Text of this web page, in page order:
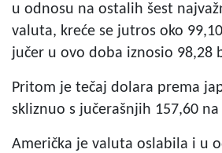
u odnosu na ostalih šest
valuta, kreće se jutros oko
jučer u ovo doba iznosio 98,28
Pritom je tečaj dolara prema
skliznuo s jučerašnjih 157,60
Američka je valuta oslabila i u